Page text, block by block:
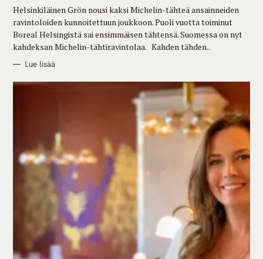
I
S
Helsinkiläinen Grön nousi kaksi Michelin-tähteä ansainneiden
ravintoloiden kunnoitettuun joukkoon. Puoli vuotta toiminut
Boreal Helsingistä sai ensimmäisen tähtensä. Suomessa on nyt
kahdeksan Michelin-tähtiravintolaa. Kahden tähden..
Lue lisää